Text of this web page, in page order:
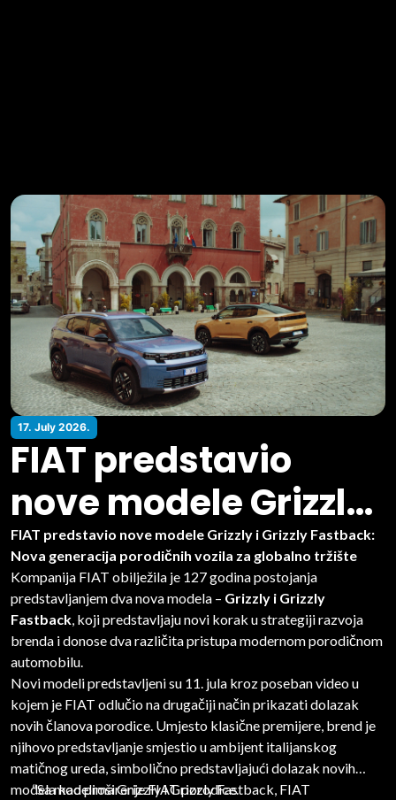
17. July 2026.
FIAT predstavio
nove modele Grizzly i
Grizzly Fastback
FIAT predstavio nove modele Grizzly i Grizzly Fastback:
Nova generacija porodičnih vozila za globalno tržište
Kompanija FIAT obilježila je 127 godina postojanja
predstavljanjem dva nova modela – Grizzly i Grizzly
Fastback , koji predstavljaju novi korak u strategiji razvoja
brenda i donose dva različita pristupa modernom porodičnom
automobilu.
Novi modeli predstavljeni su 11. jula kroz poseban video u
kojem je FIAT odlučio na drugačiji način prikazati dolazak
novih članova porodice. Umjesto klasične premijere, brend je
njihovo predstavljanje smjestio u ambijent italijanskog
matičnog ureda, simbolično predstavljajući dolazak novih
modela kao proširenje FIAT porodice.
“Sa modelima Grizzly i Grizzly Fastback, FIAT